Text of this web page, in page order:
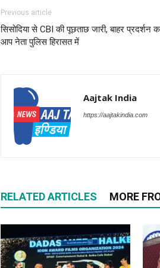
Previous article
सिसोदिया से CBI की पूछताछ जारी, बाहर प्रदर्शन
आप नेता पुलिस हिरासत में
Aajtak India
https://aajtakindia.com
RELATED ARTICLES MORE